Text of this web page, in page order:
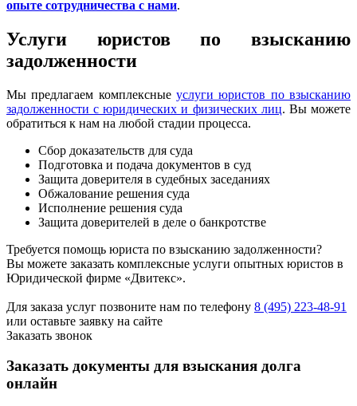
опыте сотрудничества с нами.
Услуги юристов по взысканию
задолженности
Мы предлагаем комплексные услуги юристов по взысканию
задолженности с юридических и физических лиц. Вы можете
обратиться к нам на любой стадии процесса.
Сбор доказательств для суда
Подготовка и подача документов в суд
Защита доверителя в судебных заседаниях
Обжалование решения суда
Исполнение решения суда
Защита доверителей в деле о банкротстве
Требуется помощь юриста по взысканию задолженности?
Вы можете заказать комплексные услуги опытных юристов в
Юридической фирме «Двитекс».
Для заказа услуг позвоните нам по телефону 8 (495) 223-48-91
или оставьте заявку на сайте
Заказать звонок
Заказать документы для взыскания долга
онлайн